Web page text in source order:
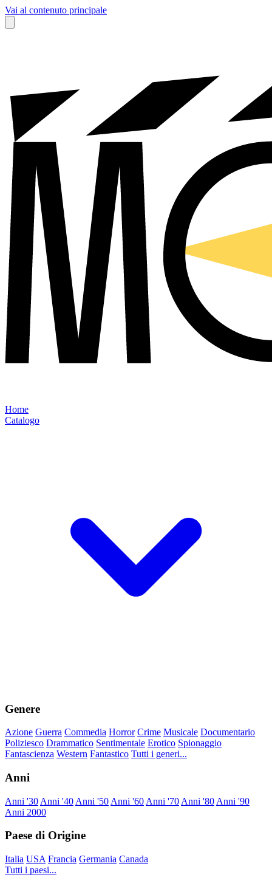
Vai al contenuto principale
Home
Catalogo
Genere
Azione Guerra Commedia Horror Crime Musicale Documentario
Poliziesco Drammatico Sentimentale Erotico Spionaggio
Fantascienza Western Fantastico Tutti i generi...
Anni
Anni '30 Anni '40 Anni '50 Anni '60 Anni '70 Anni '80 Anni '90
Anni 2000
Paese di Origine
Italia USA Francia Germania Canada
Tutti i paesi...